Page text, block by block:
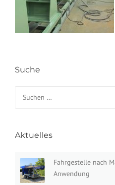
Suche
Aktuelles
Fahrgestelle nach
Anwendung